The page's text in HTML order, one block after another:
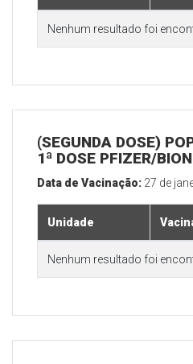
Nenhum resultado foi
(SEGUNDA DOSE)
1ª DOSE PFIZER/
Data de Vacinação: 27 de
Unidade
Nenhum resultado foi